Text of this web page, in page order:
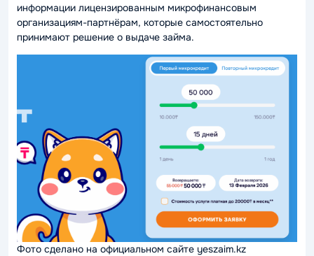
информации лицензированным микрофинансовым
организациям-партнёрам, которые самостоятельно
принимают решение о выдаче займа.
Фото сделано на официальном сайте yeszaim.kz